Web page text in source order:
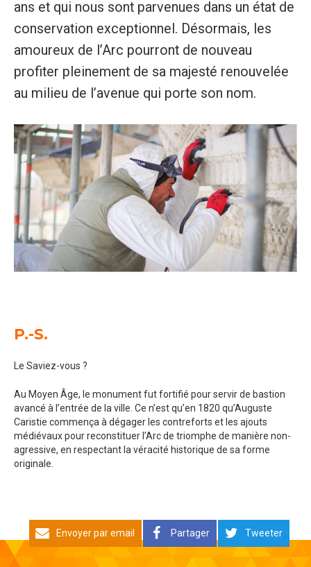
ans et qui nous sont parvenues dans un état de
conservation exceptionnel. Désormais, les
amoureux de l’Arc pourront de nouveau
profiter pleinement de sa majesté renouvelée
au milieu de l’avenue qui porte son nom.
P.-S.
Le Saviez-vous ?
Au Moyen Âge, le monument fut fortifié pour servir de bastion
avancé à l’entrée de la ville. Ce n’est qu’en 1820 qu’Auguste
Caristie commença à dégager les contreforts et les ajouts
médiévaux pour reconstituer l’Arc de triomphe de manière non-
agressive, en respectant la véracité historique de sa forme
originale.
Envoyer par email Partager Tweeter